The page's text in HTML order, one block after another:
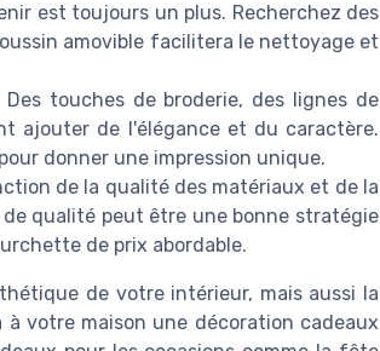
est toujours un plus. Recherchez des
amovible facilitera le nettoyage et
touches de broderie, des lignes de
ajouter de l'élégance et du caractère.
donner une impression unique.
de la qualité des matériaux et de la
qualité peut être une bonne stratégie
de prix abordable.
de votre intérieur, mais aussi la
votre maison une décoration cadeaux